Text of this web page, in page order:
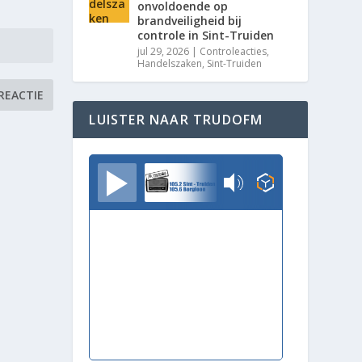
onvoldoende op
brandveiligheid bij
controle in Sint-Truiden
jul 29, 2026 | Controleacties,
Handelszaken, Sint-Truiden
LUISTER NAAR TRUDOFM
TrudoFM